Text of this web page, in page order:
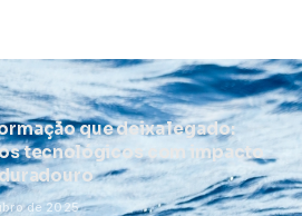
que deixa legado:
tecnológicos com impacto
de 2025